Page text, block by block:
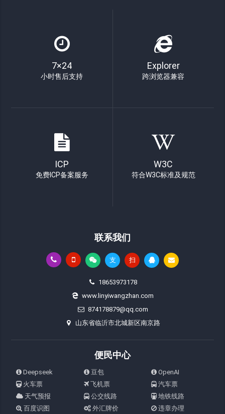
7×24
小时售后支持
Explorer
跨浏览器兼容
ICP
免费ICP备案服务
W3C
符合W3C标准及规范
联系我们
支 扫
18653973178
www.linyiwangzhan.com
874178879@qq.com
山东省临沂市北城新区南京路
便民中心
Deepseek 豆包
OpenAI
火车票
飞机票
汽车票
天气预报
公交线路
地铁线路
百度识图
外汇牌价
违章办理